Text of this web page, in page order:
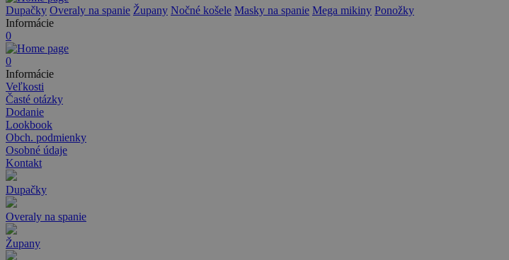
Dupačky Overaly na spanie Župany Nočné košele Masky na spanie Mega mikiny Ponožky
Informácie
0
0
Informácie
Veľkosti
Časté otázky
Dodanie
Lookbook
Obch. podmienky
Osobné údaje
Kontakt
Dupačky
Overaly na spanie
Župany